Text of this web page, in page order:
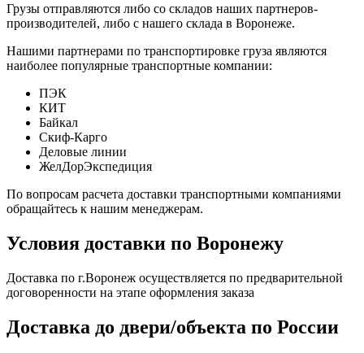
Грузы отправляются либо со складов наших партнеров-
производителей, либо с нашего склада в Воронеже.
Нашими партнерами по транспортировке груза являются
наиболее популярные транспортные компании:
ПЭК
КИТ
Байкал
Скиф-Карго
Деловые линии
ЖелДорЭкспедиция
По вопросам расчета доставки транспортными компаниями
обращайтесь к нашим менеджерам.
Условия доставки по Воронежу
Доставка по г.Воронеж осуществляется по предварительной
договоренности на этапе оформления заказа
Доставка до двери/объекта по России